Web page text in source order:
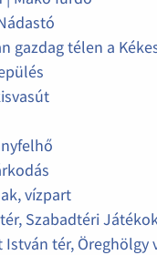
gazdag télen a
vízpart
Szabadtéri
István tér, Öreghölgy